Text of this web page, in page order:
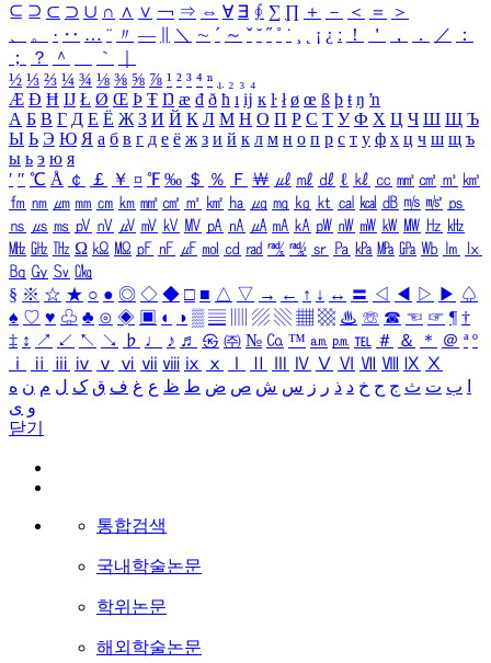
⊆ ⊇ ⊂ ⊃ ∪ ∩ ∧ ∨ ￢ ⇒ ⇔ ∀ ∃ ∮ ∑ ∏ ＋ － ＜ ＝
＞
、
。 · ‥ … ¨ 〃 ― ＼ ∼ ´ ～ ˇ ˘ ˝ ˚ ˙ ¸ ¡ ¿ ː ！ ＇ ， ． ／
：
；
？ ＾ ｀
½ ⅓ ⅔ ¼ ¾ ⅛ ⅜ ⅝ ⅞ ¹ ² ³ ⁴ ⁿ ₁ ₂ ₃ ₄
Æ Ð Ħ Ĳ Ł Ø Œ Þ Ŧ Ŋ æ đ ð ħ ı ĳ ĸ ŀ ł ø œ ß þ ŧ ŋ ŉ
А Б В Г Д Е Ё Ж З И Й К Л М Н О П Р С Т У Ф Х Ц Ч Ш Щ Ъ
Ы Ь Э Ю Я а б в г д е ё ж з и й к л м н о п р с т у ф х ц ч ш щ ъ
ы ь э ю я
′ ″ ℃ Å ￠ ￡ ￥ ¤ ℉ ‰ ＄ ％ Ｆ ￦ ㎕ ㎖ ㎗ ℓ ㎘ ㏄ ㎣ ㎤ ㎥ ㎦
㎙ ㎚ ㎛ ㎜ ㎝ ㎞ ㎟ ㎠ ㎡ ㎢ ㏊ ㎍ ㎎ ㎏ ㏏ ㎈ ㎉ ㏈ ㎧ ㎨ ㎰
㎱ ㎲ ㎳ ㎴ ㎵ ㎶ ㎷ ㎸ ㎹ ㎀ ㎁ ㎂ ㎃ ㎄ ㎺ ㎻ ㎽ ㎾ ㎿ ㎐ ㎑
㎒ ㎓ ㎔ Ω ㏀ ㏁ ㎊ ㎋ ㎌ ㏖ ㏅ ㎭ ㎮ ㎯ ㏛ ㎩ ㎪ ㎫ ㎬ ㏝ ㏐
㏓
㏃ ㏉ ㏜ ㏆
§ ※ ☆ ★ ○ ● ◎ ◇ ◆ □ ■ △ ▽ → ← ↑ ↓ ↔ 〓 ◁ ◀ ▷ ▶ ♤
♠ ♡ ♥ ♧ ♣ ⊙ ◈ ▣ ◐ ◑ ▒ ▤ ▨ ▧ ▦ ▩ ♨ ☏ ☎ ☜ ☞ ¶ †
‡ ↕ ↗ ↙ ↖ ↘ ♭ ♩ ♪ ♬ ㉿ ㈜ № ㏇ ™ ㏂ ㏘ ℡ ＃ ＆ ＊ ＠ ª º
ⅰ
ⅱ ⅲ ⅳ ⅴ ⅵ ⅶ ⅷ ⅸ ⅹ Ⅳ Ⅴ Ⅵ Ⅶ Ⅷ Ⅸ Ⅹ
ب ت ث ج ح خ د ذ ر ز س ش ص ض ط ظ ع غ ف ق ک ل م ن ه
و ی
닫기
통합검색
국내학술논문
학위논문
해외학술논문